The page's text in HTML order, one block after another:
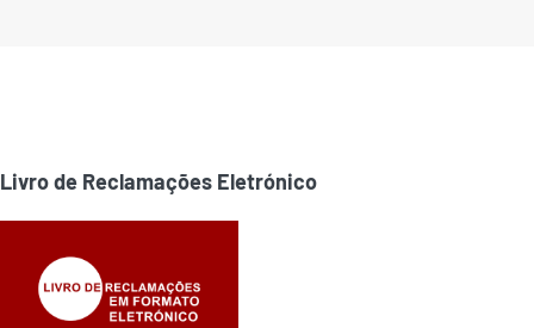
Livro de Reclamações Eletrónico